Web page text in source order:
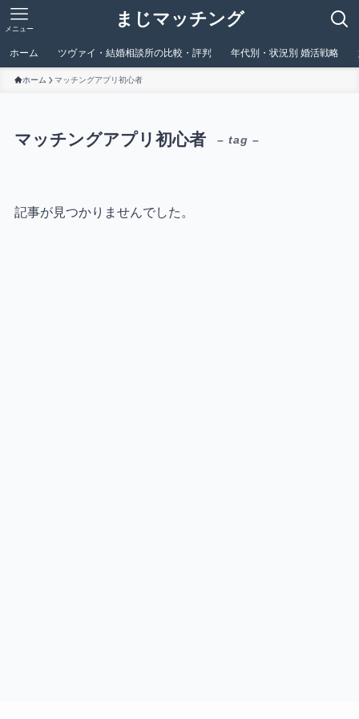
まじマッチング
メニュー
ホーム ツヴァイ・結婚相談所の比較・評判 年代別・状況別 婚活戦略
ホーム マッチングアプリ初心者
マッチングアプリ初心者 – tag –
記事が見つかりませんでした。